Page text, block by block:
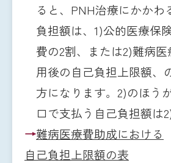
ると、PNH治療にかかわ
負担額は、1)公的医療保
費の2割、または2)難病
用後の自己負担上限額、
方になります。2)のほう
口で支払う自己負担額は
→難病医療費助成における
自己負担上限額の表